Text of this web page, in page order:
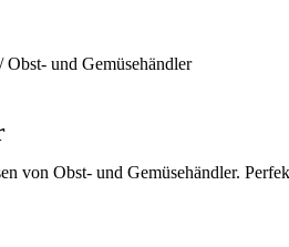
/Obst- und Gemüsehändler
von Obst- und Gemüsehändler.